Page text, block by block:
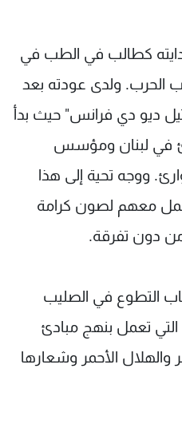
كطالب في الطب في
الحرب. ولدى عودته بعد
ديو دي فرانس" حيث بدأ
في لبنان ومؤسس
ووجه تحية إلى هذا
معهم لصون كرامة
دون تفرقة.
التطوع في الصليب
التي تعمل بنهج مبادئ
والهلال الأحمر وشعارها